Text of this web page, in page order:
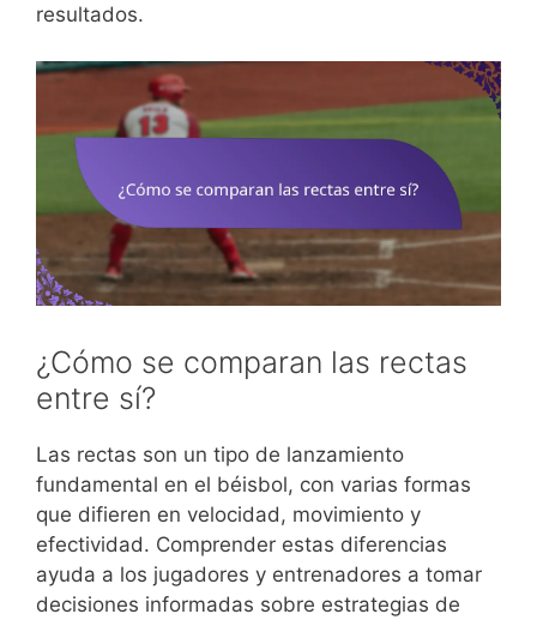
resultados.
¿Cómo se comparan las rectas
entre sí?
Las rectas son un tipo de lanzamiento
fundamental en el béisbol, con varias formas
que difieren en velocidad, movimiento y
efectividad. Comprender estas diferencias
ayuda a los jugadores y entrenadores a tomar
decisiones informadas sobre estrategias de